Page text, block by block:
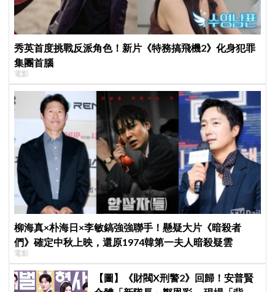
秀英首度挑戰反派角色！新片《特務搞飛機2》化身犯罪
集團首腦
電影
柳海真×朴海日×李敏鎬強強聯手！懸疑大片《暗殺者
們》確定中秋上映，還原1974韓第一夫人暗殺疑雲
電影
【圖】《財閥X刑警2》回歸！安普賢